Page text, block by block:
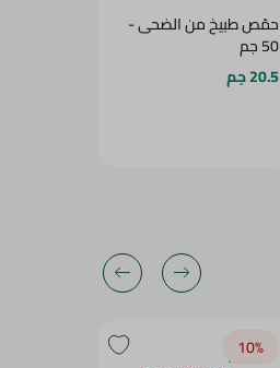
حمّص طبيخ من الضحى -
50 جم
20.5 جم
10‎%‎